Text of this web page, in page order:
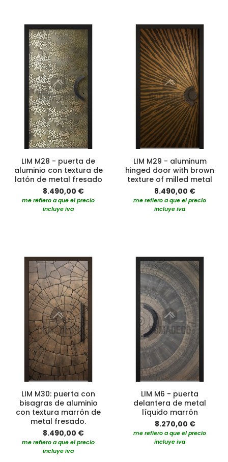
LIM M28 - puerta de
aluminio con textura de
latón de metal fresado
8.490,00 €
me refiero a que el precio
incluye iva
LIM M29 - aluminum
hinged door with brown
texture of milled metal
8.490,00 €
me refiero a que el precio
incluye iva
LIM M30: puerta con
bisagras de aluminio
con textura marrón de
metal fresado.
8.490,00 €
me refiero a que el precio
incluye iva
LIM M6 - puerta
delantera de metal
líquido marrón
8.270,00 €
me refiero a que el precio
incluye iva